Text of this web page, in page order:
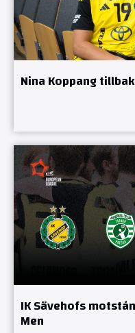
Nina Koppang
IK Sävehofs
Men